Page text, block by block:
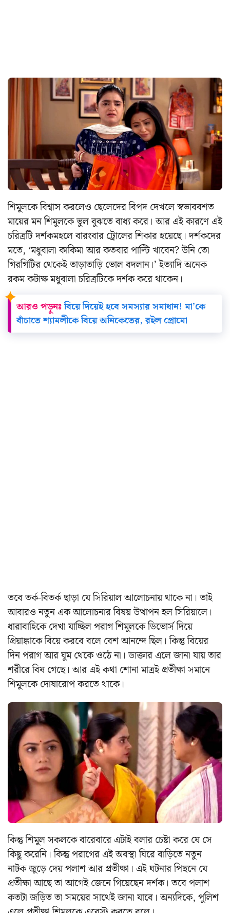
শিমুলকে বিশ্বাস করলেও ছেলেদের বিপদ দেখলে স্বভাববশত
মায়ের মন শিমুলকে ভুল বুঝতে বাধ্য করে। আর এই কারণে এই
চরিত্রটি দর্শকমহলে বারংবার ট্রোলের শিকার হয়েছে। দর্শকদের
মতে, ‘মধুবালা কাকিমা আর কতবার পাল্টি খাবেন? উনি তো
গিরগিটির থেকেই তাড়াতাড়ি ভোল বদলান।’ ইত্যাদি অনেক
রকম কটাক্ষ মধুবালা চরিত্রটিকে দর্শক করে থাকেন।
আরও পড়ুনঃবিয়ে দিয়েই হবে সমস্যার সমাধান! মা’কে
বাঁচাতে শ্যামলীকে বিয়ে অনিকেতের, রইল প্রোমো
তবে তর্ক-বিতর্ক ছাড়া যে সিরিয়াল আলোচনায় থাকে না। তাই
আবারও নতুন এক আলোচনার বিষয় উত্থাপন হল সিরিয়ালে।
ধারাবাহিকে দেখা যাচ্ছিল পরাগ শিমুলকে ডিভোর্স দিয়ে
প্রিয়াঙ্কাকে বিয়ে করবে বলে বেশ আনন্দে ছিল। কিন্তু বিয়ের
দিন পরাগ আর ঘুম থেকে ওঠে না। ডাক্তার এলে জানা যায় তার
শরীরে বিষ গেছে। আর এই কথা শোনা মাত্রই প্রতীক্ষা সমানে
শিমুলকে দোষারোপ করতে থাকে।
কিন্তু শিমুল সকলকে বারেবারে এটাই বলার চেষ্টা করে যে সে
কিছু করেনি। কিন্তু পরাগের এই অবস্থা ঘিরে বাড়িতে নতুন
নাটক জুড়ে দেয় পলাশ আর প্রতীক্ষা। এই ঘটনার পিছনে যে
প্রতীক্ষা আছে তা আগেই জেনে গিয়েছেন দর্শক। তবে পলাশ
কতটা জড়িত তা সময়ের সাথেই জানা যাবে। অন্যদিকে, পুলিশ